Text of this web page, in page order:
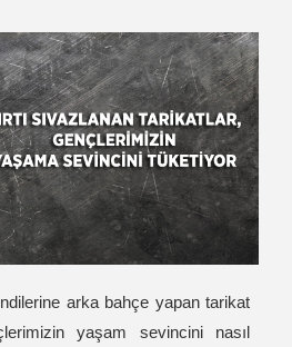
arka bahçe yapan tarikat
yaşam sevincini nasıl